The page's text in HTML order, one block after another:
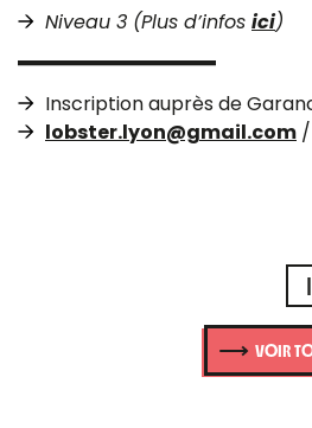
Niveau 3 (Plus d’infos ici)
Inscription auprès de
lobster.lyon@gmail.com
VOIR